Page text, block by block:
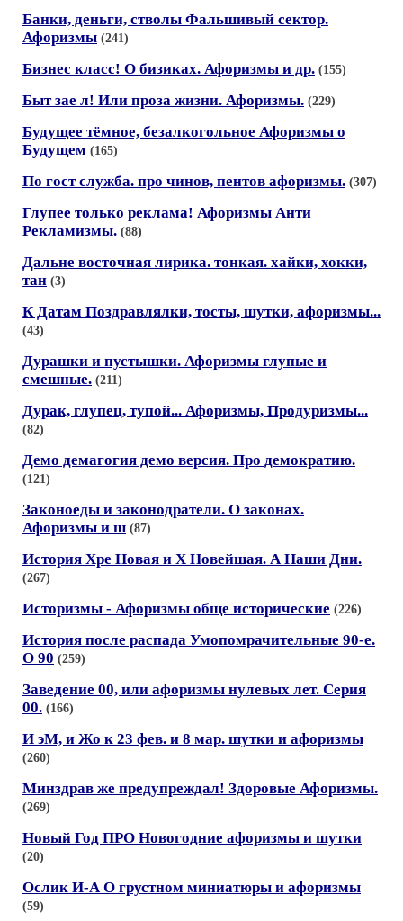
Банки, деньги, стволы Фальшивый сектор.
Афоризмы (241)
Бизнес класс! О бизиках. Афоризмы и др. (155)
Быт зае л! Или проза жизни. Афоризмы. (229)
Будущее тёмное, безалкогольное Афоризмы о
Будущем (165)
По гост служба. про чинов, пентов афоризмы. (307)
Глупее только реклама! Афоризмы Анти
Рекламизмы. (88)
Дальне восточная лирика. тонкая. хайки, хокки,
тан (3)
К Датам Поздравлялки, тосты, шутки, афоризмы...
(43)
Дурашки и пустышки. Афоризмы глупые и
смешные. (211)
Дурак, глупец, тупой... Афоризмы, Продуризмы...
(82)
Демо демагогия демо версия. Про демократию.
(121)
Законоеды и законодратели. О законах.
Афоризмы и ш (87)
История Хре Новая и Х Новейшая. А Наши Дни.
(267)
Историзмы - Афоризмы обще исторические (226)
История после распада Умопомрачительные 90-е.
О 90 (259)
Заведение 00, или афоризмы нулевых лет. Серия
00. (166)
И эМ, и Жо к 23 фев. и 8 мар. шутки и афоризмы
(260)
Минздрав же предупреждал! Здоровые Афоризмы.
(269)
Новый Год ПРО Новогодние афоризмы и шутки
(20)
Ослик И-А О грустном миниатюры и афоризмы
(59)